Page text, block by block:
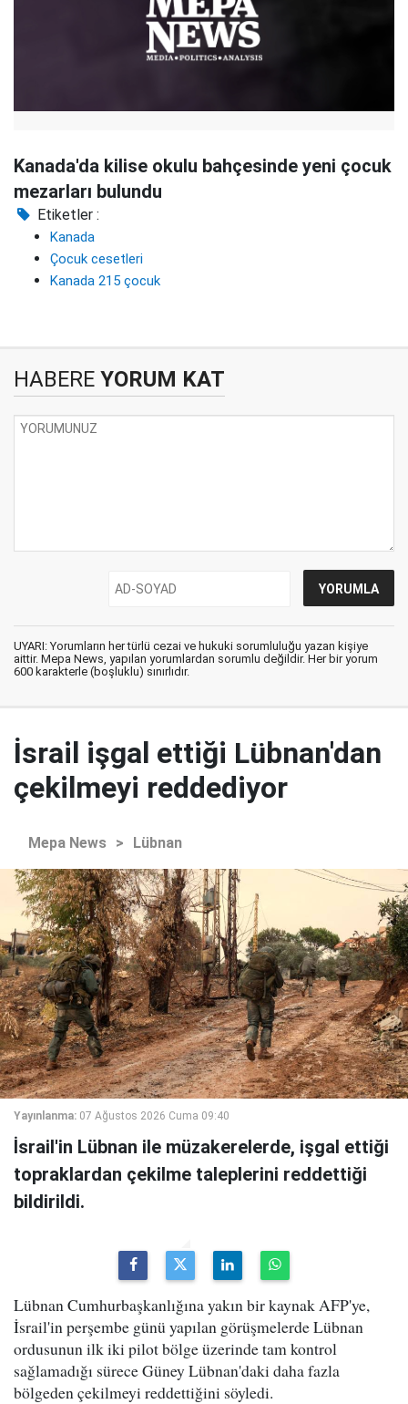
Kanada'da kilise okulu bahçesinde yeni çocuk
mezarları bulundu
Etiketler :
Kanada
Çocuk cesetleri
Kanada 215 çocuk
HABERE YORUM KAT
UYARI: Yorumların her türlü cezai ve hukuki sorumluluğu yazan kişiye
aittir. Mepa News, yapılan yorumlardan sorumlu değildir. Her bir yorum
600 karakterle (boşluklu) sınırlıdır.
İsrail işgal ettiği Lübnan'dan
çekilmeyi reddediyor
Mepa News > Lübnan
Yayınlanma: 07 Ağustos 2026 Cuma 09:40
İsrail'in Lübnan ile müzakerelerde, işgal ettiği
topraklardan çekilme taleplerini reddettiği
bildirildi.
Lübnan Cumhurbaşkanlığına yakın bir kaynak AFP'ye,
İsrail'in perşembe günü yapılan görüşmelerde Lübnan
ordusunun ilk iki pilot bölge üzerinde tam kontrol
sağlamadığı sürece Güney Lübnan'daki daha fazla
bölgeden çekilmeyi reddettiğini söyledi.